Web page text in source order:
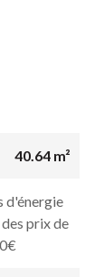
40.64 m²
d'énergie
prix de